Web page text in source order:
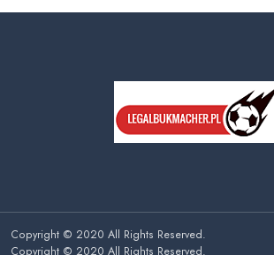
Copyright © 2020 All Rights Reserved.
Copyright © 2020 All Rights Reserved.